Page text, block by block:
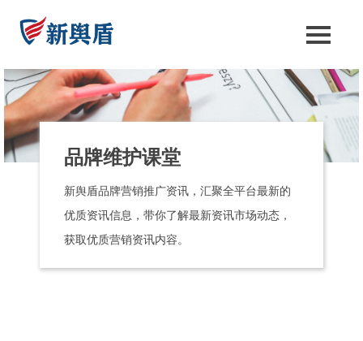
品牌维护课堂
新舆盾品牌营销推广资讯，汇聚全平台最新的
优质资讯信息，带你了解最新资讯市场动态，
获取优质营销资讯内容。